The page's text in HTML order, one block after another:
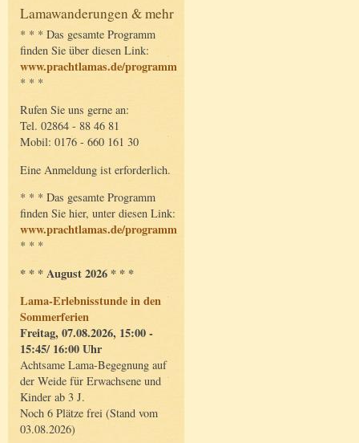
Lamawanderungen & mehr
* * * Das gesamte Programm
finden Sie über diesen Link:
www.prachtlamas.de/programm
* * *
Rufen Sie uns gerne an:
Tel. 02864 - 88 46 81
Mobil: 0176 - 660 161 30
Eine Anmeldung ist erforderlich.
* * * Das gesamte Programm
finden Sie hier, unter diesen Link:
www.prachtlamas.de/programm
* * *
* * * August 2026 * * *
Lama-Erlebnisstunde in den
Sommerferien
Freitag, 07.08.2026, 15:00 -
15:45/ 16:00 Uhr
Achtsame Lama-Begegnung auf
der Weide für Erwachsene und
Kinder ab 3 J.
Noch 6 Plätze frei (Stand vom
03.08.2026)